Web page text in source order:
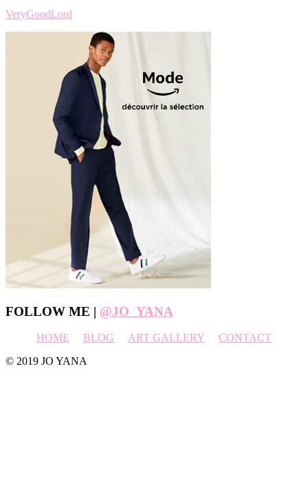
VeryGoodLord
Footer
FOLLOW ME | @JO_YANA
HOME BLOG ART GALLERY
CONTACT
© 2019 JO YANA